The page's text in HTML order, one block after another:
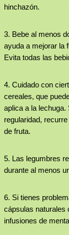
hinchazón.
3. Bebe al menos
ayuda a mejorar la
Evita todas las
4. Cuidado con
cereales, que
aplica a la
regularidad,
de fruta.
5. Las legumbres
durante al menos
6. Si tienes
cápsulas naturales
infusiones de menta